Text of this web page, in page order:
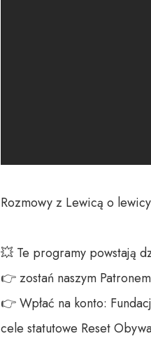
Rozmowy z Lewicą o
💥 Te programy powstają
👉 zostań naszym
👉 Wpłać na konto:
cele statutowe Reset